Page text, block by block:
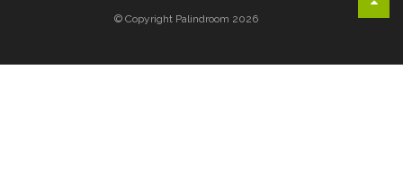
© Copyright Palindroom 2026